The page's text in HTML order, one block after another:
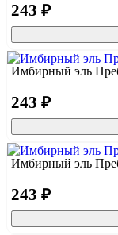
243 ₽
Имбирный эль
243 ₽
Имбирный эль
243 ₽